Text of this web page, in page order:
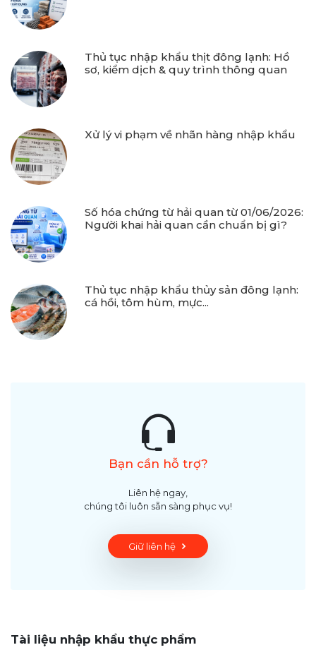
Thủ tục nhập khẩu thịt đông lạnh: Hồ
sơ, kiểm dịch & quy trình thông quan
Xử lý vi phạm về nhãn hàng nhập khẩu
Số hóa chứng từ hải quan từ 01/06/2026:
Người khai hải quan cần chuẩn bị gì?
Thủ tục nhập khẩu thủy sản đông lạnh:
cá hồi, tôm hùm, mực...
Bạn cần hỗ trợ?
Liên hệ ngay,
chúng tôi luôn sẵn sàng phục vụ!
Giữ liên hệ
Tài liệu nhập khẩu thực phẩm